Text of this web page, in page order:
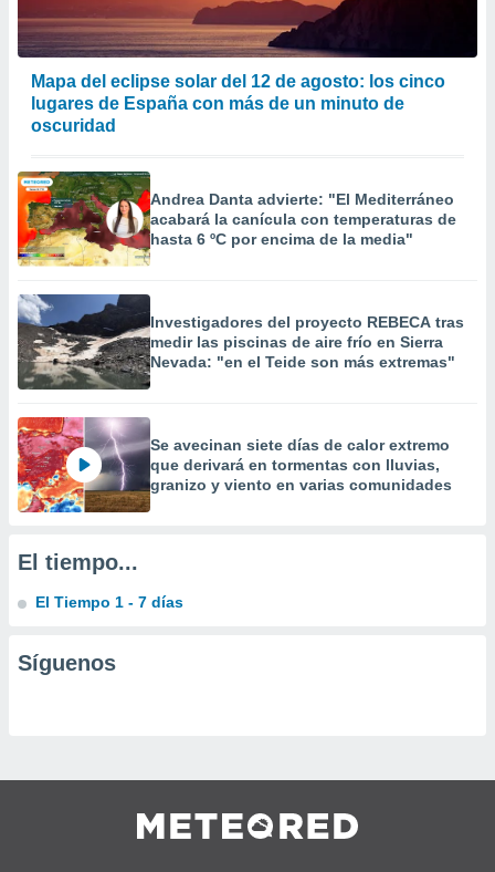
contenido
medir el
de la
el
o a través
de
de
de
con el
e
publicidad
publicidad
de
Mapa del eclipse solar del 12 de agosto: los cinco
lugares de España con más de un minuto de
oscuridad
Andrea Danta advierte: "El Mediterráneo
acabará la canícula con temperaturas de
hasta 6 ºC por encima de la media"
Investigadores del proyecto REBECA tras
medir las piscinas de aire frío en Sierra
Nevada: "en el Teide son más extremas"
Se avecinan siete días de calor extremo
que derivará en tormentas con lluvias,
granizo y viento en varias comunidades
El tiempo...
El Tiempo 1 - 7 días
Síguenos